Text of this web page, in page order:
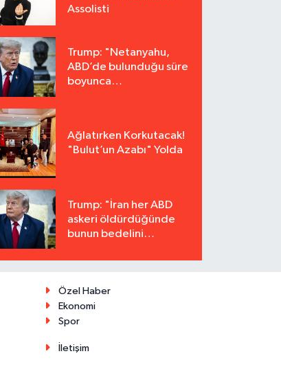
Assolisti
Trump: "Netanyahu,
ABD’de bulunduğu süre
boyunca
Ağlatırken Korkutacak!
"Bulut’un Azabı" Yolda
Trump: "İran her ABD
askeri öldürdüğünde
bunun bedelini
Özel Haber
Ekonomi
Spor
İletişim